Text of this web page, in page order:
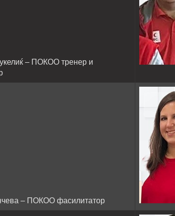
– ПОКОО тренер и
– ПОКОО фасилитатор